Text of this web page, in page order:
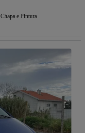
Chapa e Pintura